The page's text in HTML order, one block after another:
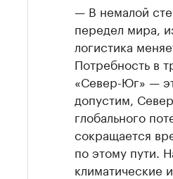
— В немалой
передел мира,
логистика
Потребность в
«Север-Юг» —
допустим,
глобального
сокращается
по этому пути.
климатические